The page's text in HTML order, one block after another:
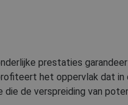
prestaties
het oppervlak dat
de verspreiding van